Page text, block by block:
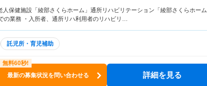
人保健施設「綾部さくらホーム」通所リハビリテーション「綾部さくらホーム
の業務 ・入所者、通所リハ利用者のリハビリ…
託児所・育児補助
最新の募集状況を問い合わせる 詳細を見る